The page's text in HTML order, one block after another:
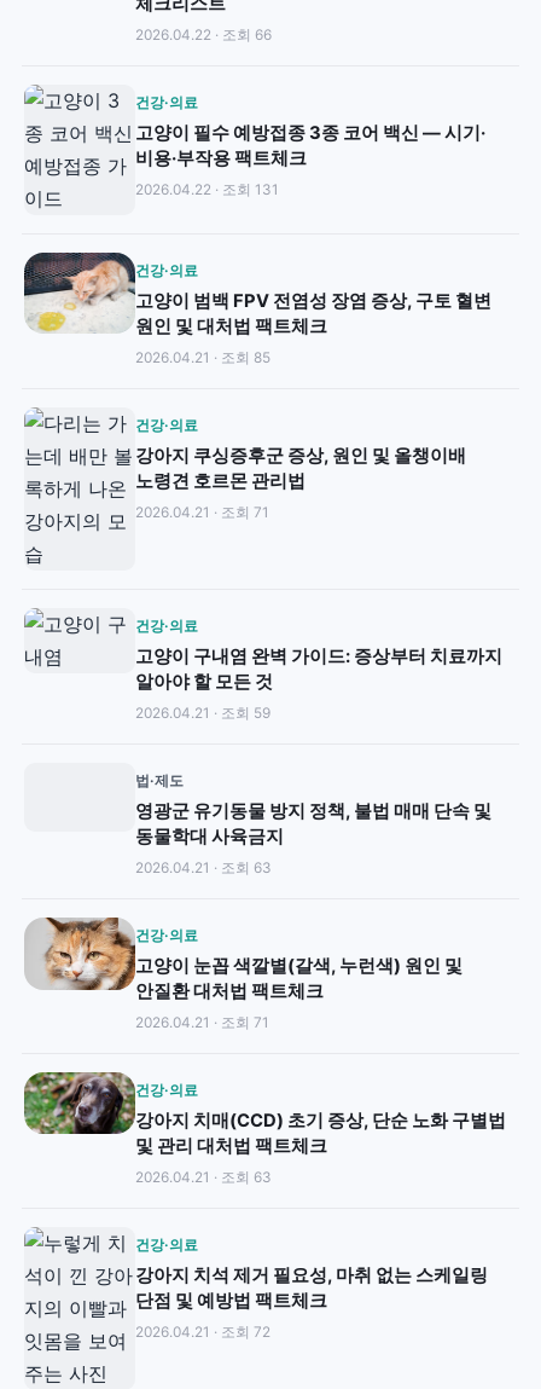
2026.04.22 · 조회 66
건강·의료
고양이 필수 예방접종 3종 코어 백신 — 시기·
비용·부작용 팩트체크
2026.04.22 · 조회 131
건강·의료
고양이 범백 FPV 전염성 장염 증상, 구토 혈변
원인 및 대처법 팩트체크
2026.04.21 · 조회 85
건강·의료
강아지 쿠싱증후군 증상, 원인 및 올챙이배
노령견 호르몬 관리법
2026.04.21 · 조회 71
건강·의료
고양이 구내염 완벽 가이드: 증상부터 치료까지
알아야 할 모든 것
2026.04.21 · 조회 59
법·제도
영광군 유기동물 방지 정책, 불법 매매 단속 및
동물학대 사육금지
2026.04.21 · 조회 63
건강·의료
고양이 눈꼽 색깔별(갈색, 누런색) 원인 및
안질환 대처법 팩트체크
2026.04.21 · 조회 71
건강·의료
강아지 치매(CCD) 초기 증상, 단순 노화 구별법
및 관리 대처법 팩트체크
2026.04.21 · 조회 63
건강·의료
강아지 치석 제거 필요성, 마취 없는 스케일링
단점 및 예방법 팩트체크
2026.04.21 · 조회 72